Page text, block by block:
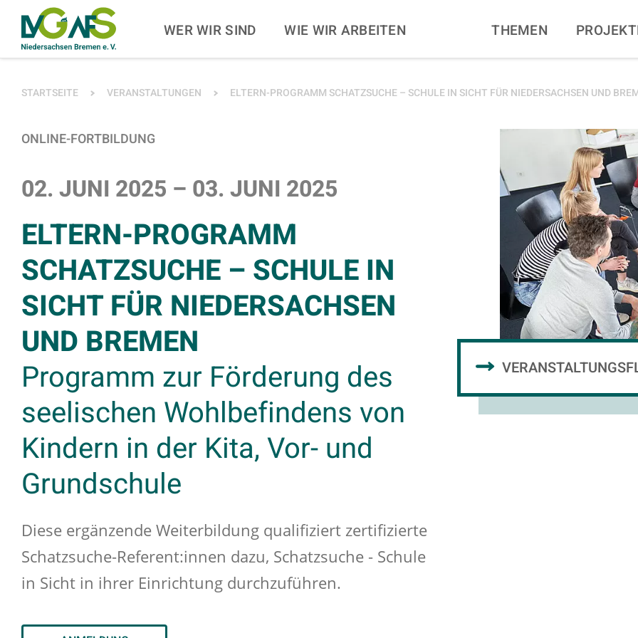
ZUM HAUPTINHALT SPRINGENWER WIR SIND WIE WIR ARBEITEN THEMEN
SIE BEFINDEN SICH HIER:
STARTSEITE VERANSTALTUNGEN ELTERN-PROGRAMM SCHATZSUCHE – SCHULE IN SICHT FÜR NIEDERSACHSEN UND
ONLINE-FORTBILDUNG
02. JUNI 2025 – 03. JUNI 2025
ELTERN-PROGRAMM
SCHATZSUCHE – SCHULE IN
SICHT FÜR NIEDERSACHSEN
UND BREMEN
Programm zur Förderung des
seelischen Wohlbefindens von
Kindern in der Kita, Vor- und
Grundschule
Diese ergänzende Weiterbildung qualifiziert zertifizierte
Schatzsuche-Referent:innen dazu, Schatzsuche - Schule
in Sicht in ihrer Einrichtung durchzuführen.